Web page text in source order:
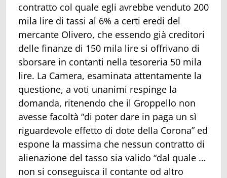
contratto col quale egli avrebbe venduto 200
mila lire di tassi al 6% a certi eredi del
mercante Olivero, che essendo già creditori
delle finanze di 150 mila lire si offrivano di
sborsare in contanti nella tesoreria 50 mila
lire. La Camera, esaminata attentamente la
questione, a voti unanimi respinge la
domanda, ritenendo che il Groppello non
avesse facoltà “di poter dare in paga un sì
riguardevole effetto di dote della Corona” ed
espone la massima che nessun contratto di
alienazione del tasso sia valido “dal quale …
non si conseguisca il contante od altro